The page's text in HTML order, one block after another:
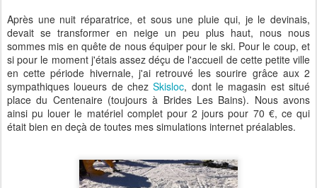
Après une nuit réparatrice, et sous une pluie qui, je le devinais,
devait se transformer en neige un peu plus haut, nous nous
sommes mis en quête de nous équiper pour le ski. Pour le coup, et
si pour le moment j'étais assez déçu de l'accueil de cette petite ville
en cette période hivernale, j'ai retrouvé les sourire grâce aux 2
sympathiques loueurs de chezSkisloc, dont le magasin est situé
place du Centenaire (toujours à Brides Les Bains). Nous avons
ainsi pu louer le matériel complet pour 2 jours pour 70 €, ce qui
était bien en deçà de toutes mes simulations internet préalables.